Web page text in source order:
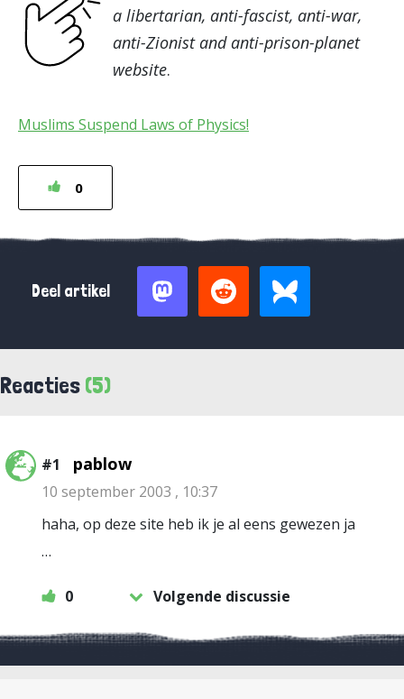
a libertarian, anti-fascist, anti-war,
anti-Zionist and anti-prison-planet
website.
Muslims Suspend Laws of Physics!
0
Deel artikel
Reacties (5)
#1 pablow
10 september 2003 , 10:37
haha, op deze site heb ik je al eens gewezen ja
…
0 Volgende discussie